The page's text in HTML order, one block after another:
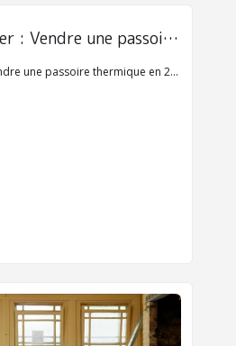
Agent immobilier : Vendre une passoire thermique en 2025
Agent immobilier : Vendre une passoire thermique en 2025